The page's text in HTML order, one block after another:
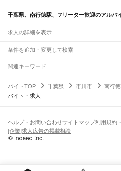
千葉県、南行徳駅、フリーター歓迎のアルバ
求人の詳細を表示
条件を追加・変更して検索
市区町村を追加・変更
千葉県すべて
千葉市
旭市習志野市柏市勝浦市市原市流山市
君津市富津市浦安市
匝瑳市香取市
駅を追加・変更
JR中央・総武線
市川駅本八幡駅下総中山駅
新検見川駅
南酒々井駅
日向駅
職種を追加・変更
飲食・フードサービスすべて
ホールスタッフキッチンスタッフ
パン屋（ベーカリー）
飲食店（
人気
日払いOK高校生歓迎
雇用形態を追加・変更
関連キーワード
バイトTOP
千葉県 市川市 南行徳
バイト・求人
ヘルプ・お問い合わせサイトマップ利用規約
[企業]求人広告の掲載相談